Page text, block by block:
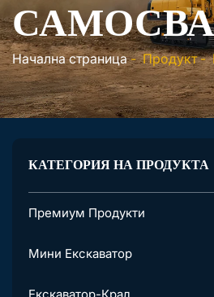
Начална страница-Продукт-
КАТЕГОРИЯ НА ПРОДУКТА
Премиум Продукти
Мини Екскаватор